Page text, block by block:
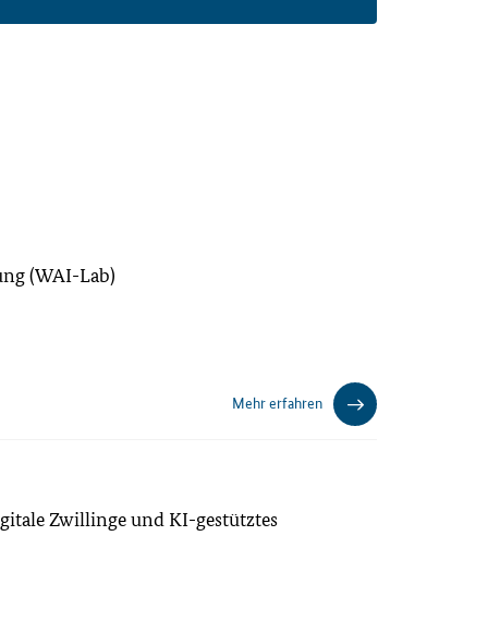
(WAI-Lab)
Mehr erfahren
Zwillinge und KI-gestütztes